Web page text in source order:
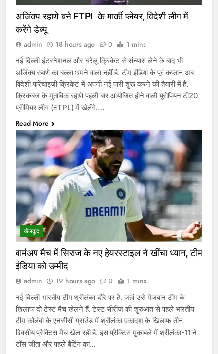
अजिंक्य रहाणे बने ETPL के मार्की प्लेयर, विदेशी लीग में
करेंगे डेब्यू
admin 18 hours ago 0 1 mins
नई दिल्ली इंटरनेशनल और घरेलू क्रिकेट से संन्यास लेने के बाद भी
अजिंक्य रहाणे का बल्ला थमने वाला नहीं है. टीम इंडिया के पूर्व कप्तान अब
विदेशी फ्रेंचाइजी क्रिकेट में अपनी नई पारी शुरू करने की तैयारी में हैं.
क्रिकबज के मुताबिक रहाणे पहली बार आयोजित होने वाली यूरोपियन टी20
प्रीमियर लीग (ETPL) में खेलेंगे….
Read More
खेलकूद
वार्मअप मैच में सिराज के नए हेयरस्टाइल ने खींचा ध्यान, टीम
इंडिया को उम्मीद
admin 19 hours ago 0 1 mins
नई दिल्ली भारतीय टीम श्रीलंका दौरे पर है, जहां उसे मेजबान टीम के
खिलाफ दो टेस्ट मैच खेलने हैं. टेस्ट सीरीज की शुरुआत से पहले भारतीय
टीम कोलंबो के एनसीसी ग्राउंड में श्रीलंका एकादश के खिलाफ तीन
दिवसीय प्रैक्टिस मैच खेल रही है. इस प्रैक्टिस मुकाबले में श्रीलंका-11 ने
टॉस जीता और पहले बैटिंग का…